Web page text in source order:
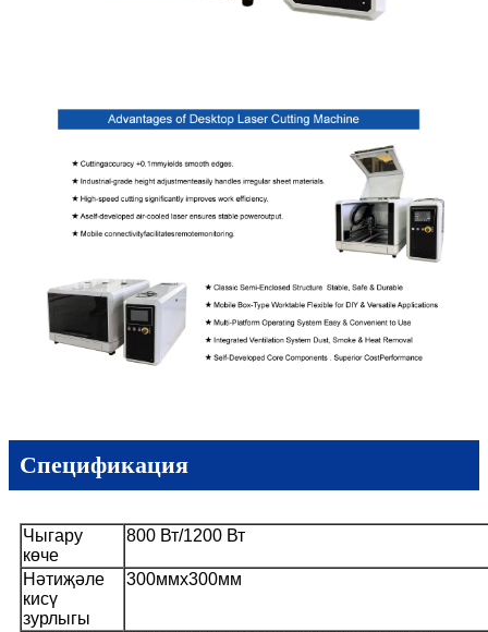
Спецификация
Чыгару
көче
800 Вт/1200 Вт
Нәтиҗәле
кисү
зурлыгы
300ммx300мм